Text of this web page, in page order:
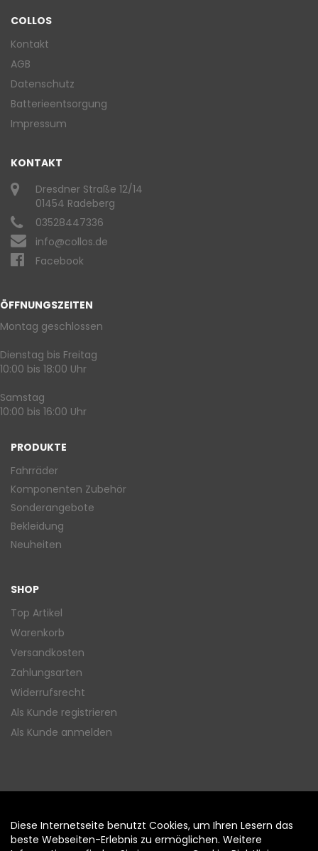
COLLOS
Kontakt
AGB
Datenschutz
Batterieentsorgung
Impressum
KONTAKT
Dresdner Straße 12/14
01454 Radeberg
03528447336
info@collos.de
Facebook
ÖFFNUNGSZEITEN
Montag geschlossen
Dienstag bis Freitag
10:00 bis 18:00 Uhr
Samstag
10:00 bis 16:00 Uhr
PRODUKTE
Fahrräder
Komponenten Zubehör
Sonderangebote
Bekleidung
Neuheiten
SHOP
Top Artikel
Warenkorb
Versandkosten
Zahlungsarten
Widerrufsrecht
Als Kunde registrieren
Als Kunde anmelden
Diese Internetseite benutzt Cookies, um Ihren Lesern das
beste Webseiten-Erlebnis zu ermöglichen. Weitere
Auftrag widerrufen